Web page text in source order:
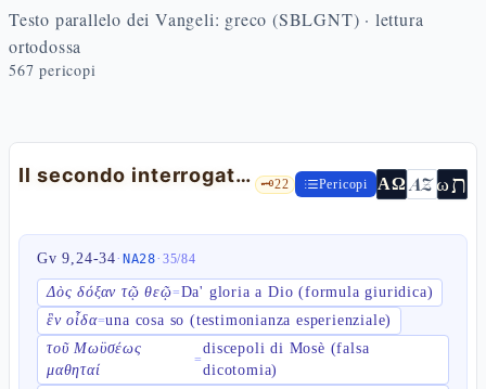
Testo parallelo dei Vangeli: greco (SBLGNT) · lettura
ortodossa
567 pericopi
Il secondo interrogatorio: discepoli di Mosè o di Gesù? — Gv 9,24-34 🗝️22 Pericopi ΑΩ AZωת
Gv 9,24-34· NA28· 35/84
Δὸς δόξαν τῷ θεῷ=Da' gloria a Dio (formula giuridica)
ἓν οἶδα=una cosa so (testimonianza esperienziale)
τοῦ Μωϋσέως
μαθηταί
=
discepoli di Mosè (falsa
dicotomia)